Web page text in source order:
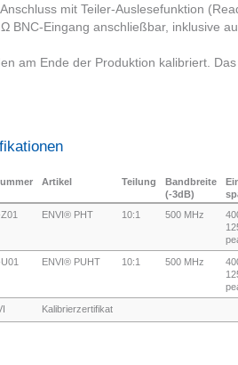
mit Teiler-Auslesefunktion
BNC-Eingang anschließbar, inklusive
am Ende der Produktion kalibriert.
Artikel Teilung
Bandbreite
(-3dB)
ENVI® PHT 10:1 500 MHz
ENVI® PUHT 10:1 500 MHz
Kalibrierzertifikat